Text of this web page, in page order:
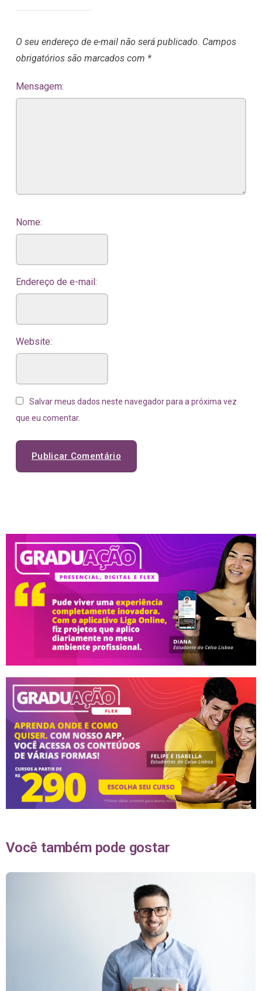
O seu endereço de e-mail não será publicado. Campos
obrigatórios são marcados com *
Mensagem:
Nome:
Endereço de e-mail:
Website:
Salvar meus dados neste navegador para a próxima vez
que eu comentar.
Você também pode gostar